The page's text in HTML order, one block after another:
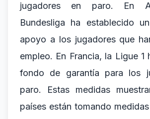
jugadores en paro. En
Bundesliga ha establecido
apoyo a los jugadores que
empleo. En Francia, la Ligue 1
fondo de garantía para los
paro. Estas medidas
países están tomando